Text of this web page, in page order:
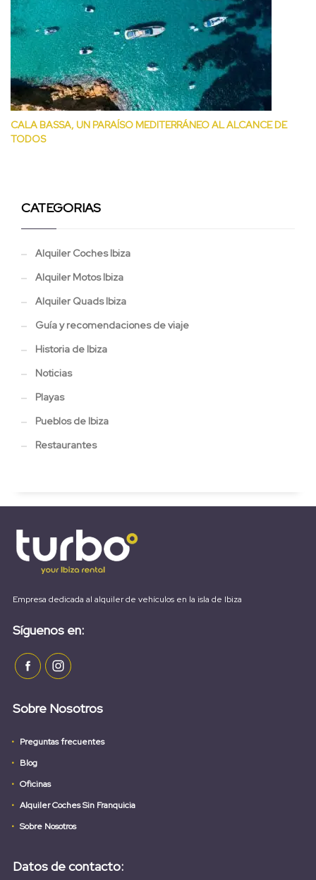
CALA BASSA, UN PARAÍSO MEDITERRÁNEO AL ALCANCE DE
TODOS
CATEGORIAS
Alquiler Coches Ibiza
Alquiler Motos Ibiza
Alquiler Quads Ibiza
Guía y recomendaciones de viaje
Historia de Ibiza
Noticias
Playas
Pueblos de Ibiza
Restaurantes
Empresa dedicada al alquiler de vehículos en la isla de Ibiza
Síguenos en:
Sobre Nosotros
Preguntas frecuentes
Blog
Oficinas
Alquiler Coches Sin Franquicia
Sobre Nosotros
Datos de contacto: